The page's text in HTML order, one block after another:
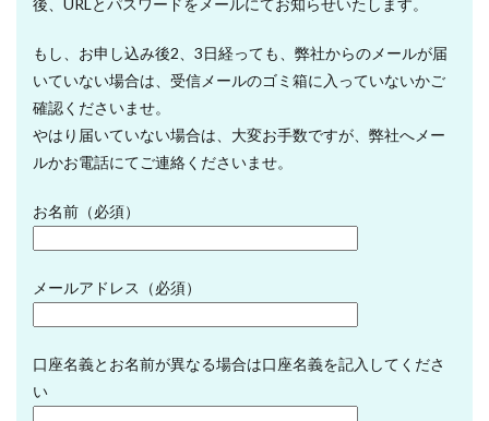
後、URLとパスワードをメールにてお知らせいたします。
もし、お申し込み後2、3日経っても、弊社からのメールが届
いていない場合は、受信メールのゴミ箱に入っていないかご
確認くださいませ。
やはり届いていない場合は、大変お手数ですが、弊社へメー
ルかお電話にてご連絡くださいませ。
お名前（必須）
メールアドレス（必須）
口座名義とお名前が異なる場合は口座名義を記入してくださ
い